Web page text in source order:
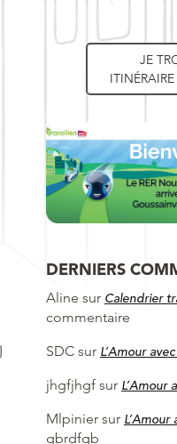
JE
DERNIERS
Aline sur Calendrier
commentaire
SDC sur L’Amour
jhgfjhgf sur L’Amour
Mlpinier sur
gbrdfgb